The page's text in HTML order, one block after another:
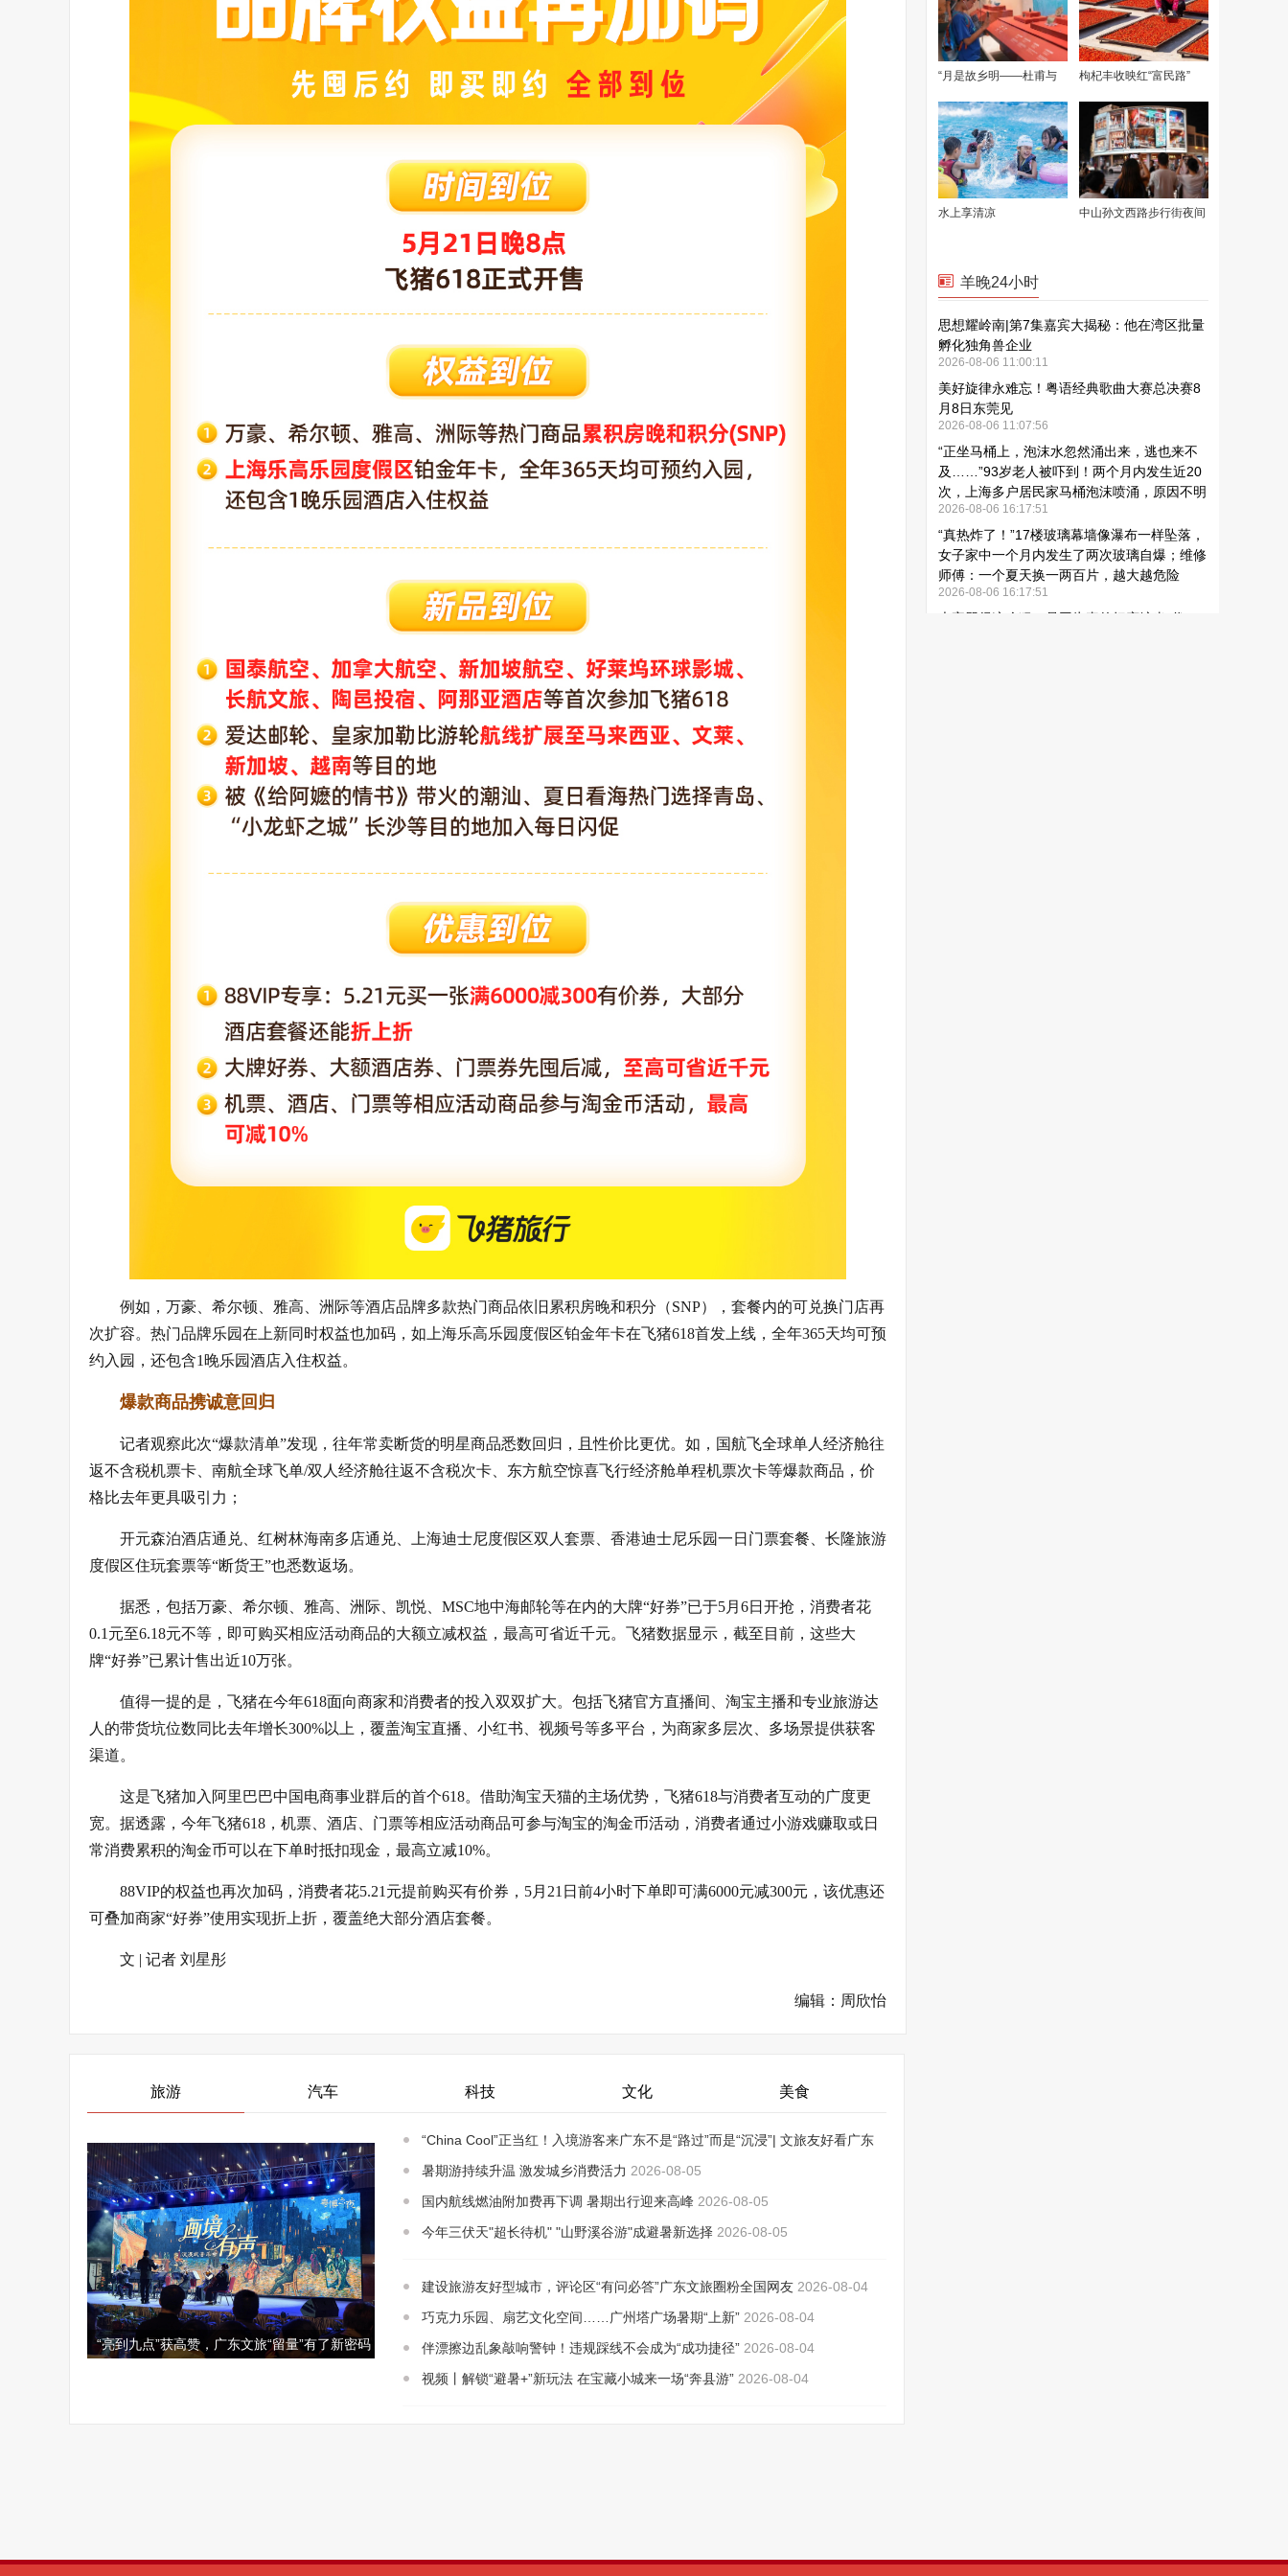
例如，万豪、希尔顿、雅高、洲际等酒店品牌多款热门商品依旧累积房晚和积分（SNP），套餐内的可兑换门店再
次扩容。热门品牌乐园在上新同时权益也加码，如上海乐高乐园度假区铂金年卡在飞猪618首发上线，全年365天均可预
约入园，还包含1晚乐园酒店入住权益。
爆款商品携诚意回归
记者观察此次“爆款清单”发现，往年常卖断货的明星商品悉数回归，且性价比更优。如，国航飞全球单人经济舱往
返不含税机票卡、南航全球飞单/双人经济舱往返不含税次卡、东方航空惊喜飞行经济舱单程机票次卡等爆款商品，价
格比去年更具吸引力；
开元森泊酒店通兑、红树林海南多店通兑、上海迪士尼度假区双人套票、香港迪士尼乐园一日门票套餐、长隆旅游
度假区住玩套票等“断货王”也悉数返场。
据悉，包括万豪、希尔顿、雅高、洲际、凯悦、MSC地中海邮轮等在内的大牌“好券”已于5月6日开抢，消费者花
0.1元至6.18元不等，即可购买相应活动商品的大额立减权益，最高可省近千元。飞猪数据显示，截至目前，这些大
牌“好券”已累计售出近10万张。
值得一提的是，飞猪在今年618面向商家和消费者的投入双双扩大。包括飞猪官方直播间、淘宝主播和专业旅游达
人的带货坑位数同比去年增长300%以上，覆盖淘宝直播、小红书、视频号等多平台，为商家多层次、多场景提供获客
渠道。
这是飞猪加入阿里巴巴中国电商事业群后的首个618。借助淘宝天猫的主场优势，飞猪618与消费者互动的广度更
宽。据透露，今年飞猪618，机票、酒店、门票等相应活动商品可参与淘宝的淘金币活动，消费者通过小游戏赚取或日
常消费累积的淘金币可以在下单时抵扣现金，最高立减10%。
88VIP的权益也再次加码，消费者花5.21元提前购买有价券，5月21日前4小时下单即可满6000元减300元，该优惠还
可叠加商家“好券”使用实现折上折，覆盖绝大部分酒店套餐。
文 | 记者 刘星彤
编辑：周欣怡